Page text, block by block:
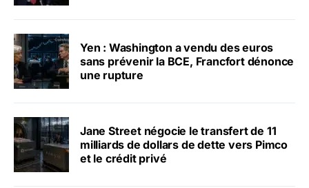
Yen : Washington a vendu des euros
sans prévenir la BCE, Francfort dénonce
une rupture
Jane Street négocie le transfert de 11
milliards de dollars de dette vers Pimco
et le crédit privé